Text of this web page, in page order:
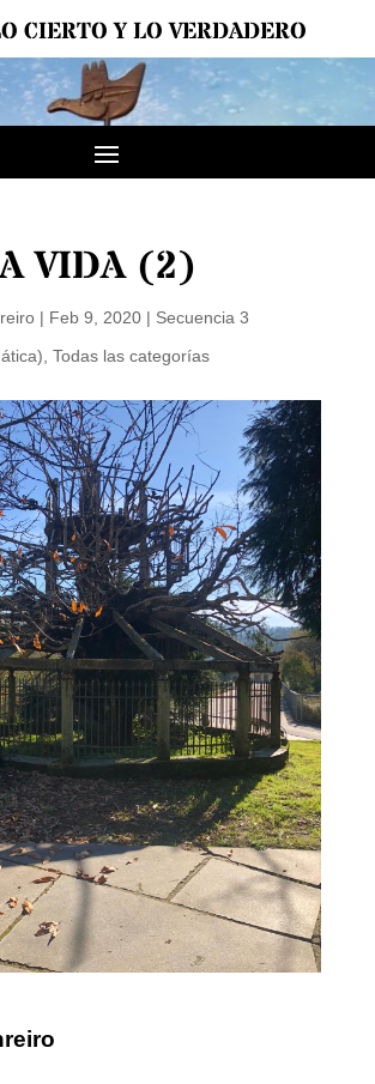
CIERTO Y LO VERDADERO
VIDA (2)
| Feb 9, 2020| Secuencia 3
Todas las categorías